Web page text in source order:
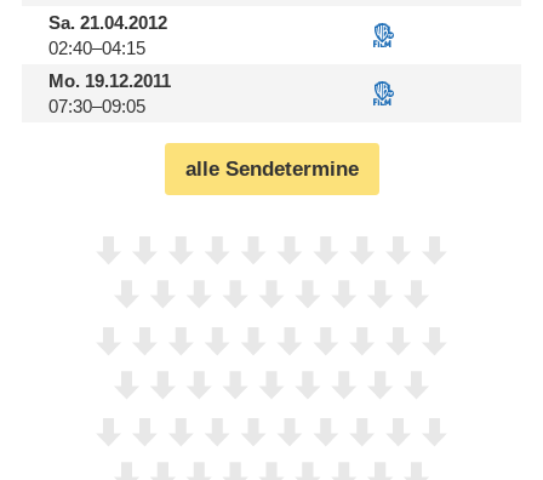
Sa.21.04.2012
02:40–04:15
Mo.19.12.2011
07:30–09:05
alle Sendetermine